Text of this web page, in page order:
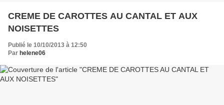
CREME DE CAROTTES AU CANTAL ET AUX
NOISETTES
Publié le 10/10/2013 à 12:50
Par helene06